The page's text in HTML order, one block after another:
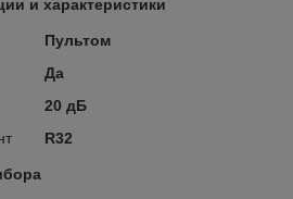
и характеристики
Пультом
Да
20 дБ
R32